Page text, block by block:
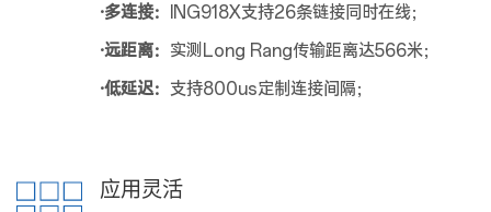
·多连接：
ING918X支持26条链接同时在线；
·远距离： 实测Long Rang传输距离达566米；
·低延迟： 支持800us定制连接间隔；
应用灵活